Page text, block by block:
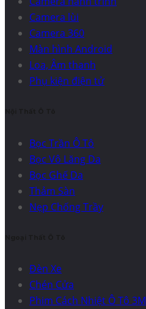
Camera lùi
Camera 360
Màn hình Android
Loa, Âm thanh
Phụ kiện điện tử
Bọc Trần Ô Tô
Bọc Vô Lăng Da
Bọc Ghế Da
Thảm Sàn
Nẹp Chống Trầy
Đèn Xe
Chén Cửa
Phim Cách Nhiệt Ô Tô 3M